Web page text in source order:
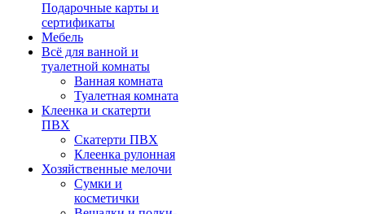
Подарочные карты и
сертификаты
Мебель
Всё для ванной и
туалетной комнаты
Ванная комната
Туалетная комната
Клеенка и скатерти
ПВХ
Скатерти ПВХ
Клеенка рулонная
Хозяйственные мелочи
Сумки и
косметички